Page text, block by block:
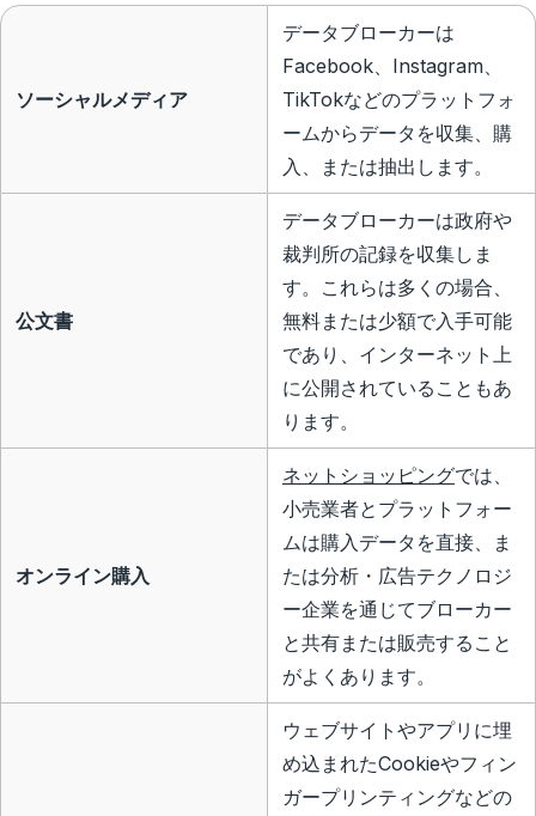
ソーシャルメディア
データブローカーは
Facebook、Instagram、
TikTokなどのプラットフォ
ームからデータを収集、購
入、または抽出します。
公文書
データブローカーは政府や
裁判所の記録を収集しま
す。これらは多くの場合、
無料または少額で入手可能
であり、インターネット上
に公開されていることもあ
ります。
オンライン購入
ネットショッピングでは、
小売業者とプラットフォー
ムは購入データを直接、ま
たは分析・広告テクノロジ
ー企業を通じてブローカー
と共有または販売すること
がよくあります。
ウェブサイトやアプリに埋
め込まれたCookieやフィン
ガープリンティングなどの